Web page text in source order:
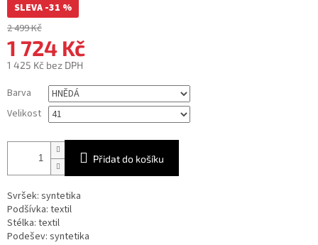
SLEVA -31 %
2 499 Kč
1 724 Kč
1 425 Kč bez DPH
cena:
Barva
Velikost
Přidat do košíku
Svršek: syntetika
Podšívka: textil
Stélka: textil
Podešev: syntetika